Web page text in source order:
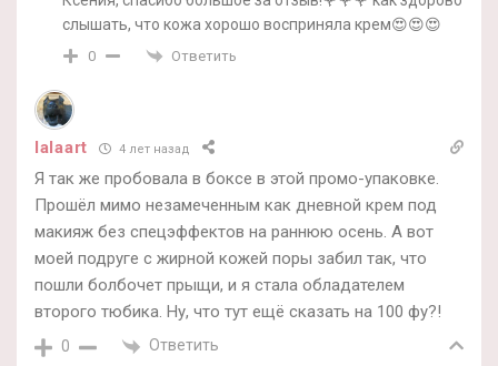
слышать, что кожа хорошо восприняла крем😍😍😍
0 Ответить
lalaart 4 лет назад
Я так же пробовала в боксе в этой промо-упаковке.
Прошёл мимо незамеченным как дневной крем под
макияж без спецэффектов на раннюю осень. А вот
моей подруге с жирной кожей поры забил так, что
пошли болбочет прыщи, и я стала обладателем
второго тюбика. Ну, что тут ещё сказать на 100 фу?!
0 Ответить